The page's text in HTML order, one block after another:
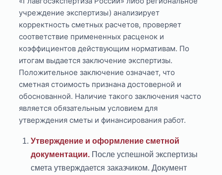
учреждение экспертизы) анализирует
корректность сметных расчетов, проверяет
соответствие примененных расценок и
коэффициентов действующим нормативам. По
итогам выдается заключение экспертизы.
Положительное заключение означает, что
сметная стоимость признана достоверной и
обоснованной. Наличие такого заключения часто
является обязательным условием для
утверждения сметы и финансирования работ.
Утверждение и оформление сметной
документации. После успешной экспертизы
смета утверждается заказчиком. Документ